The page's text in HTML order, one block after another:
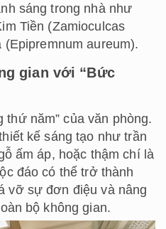
sáng trong nhà như
Tiền (Zamioculcas
aureum).
gian với “Bức
năm” của văn phòng.
kế sáng tạo như trần
ấm áp, hoặc thậm chí là
đáo có thể trở thành
vỡ sự đơn điệu và nâng
bộ không gian.